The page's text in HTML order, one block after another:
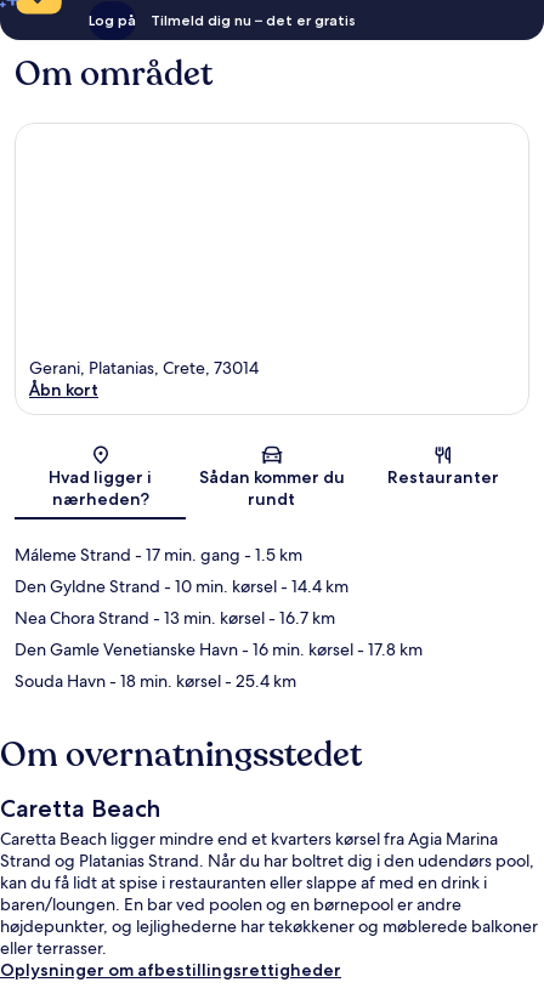
Log på Tilmeld dig nu – det er gratis
Om området
Kort
Gerani, Platanias, Crete, 73014
Åbn kort
Hvad ligger i
nærheden?
Sådan kommer du
rundt
Restauranter
Máleme Strand - 17 min. gang - 1.5 km
Den Gyldne Strand - 10 min. kørsel- 14.4 km
Nea Chora Strand - 13 min. kørsel- 16.7 km
Den Gamle Venetianske Havn- 16 min. kørsel- 17.8 km
Souda Havn- 18 min. kørsel- 25.4 km
Om overnatningsstedet
Caretta Beach
Caretta Beach ligger mindre end et kvarters kørsel fra Agia Marina
Strand og Platanias Strand. Når du har boltret dig i den udendørs pool,
kan du få lidt at spise i restauranten eller slappe af med en drink i
baren/loungen. En bar ved poolen og en børnepool er andre
højdepunkter, og lejlighederne har tekøkkener og møblerede balkoner
eller terrasser.
Oplysninger om afbestillingsrettigheder